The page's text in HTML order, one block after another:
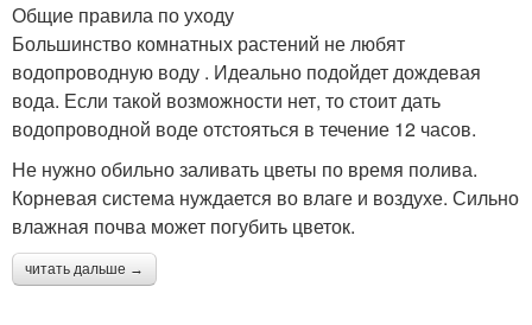
Общие правила по уходу
Большинство комнатных растений не любят
водопроводную воду . Идеально подойдет дождевая
вода. Если такой возможности нет, то стоит дать
водопроводной воде отстояться в течение 12 часов.
Не нужно обильно заливать цветы по время полива.
Корневая система нуждается во влаге и воздухе. Сильно
влажная почва может погубить цветок.
читать дальше →